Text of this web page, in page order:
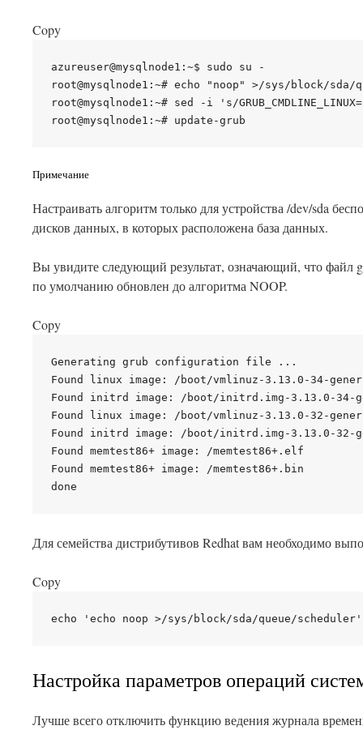
Copy
azureuser@mysqlnode1:~$ sudo su -
root@mysqlnode1:~# echo "noop" >/sys/block/sda/
root@mysqlnode1:~# sed -i 's/
Примечание
Настраивать алгоритм только для устройства /dev/sda
дисков данных, в которых расположена база данных.
Вы увидите следующий результат, означающий, что файл
по умолчанию обновлен до алгоритма NOOP.
Copy
Generating grub configuration file ...
Found linux image: /boot/vmlinuz-3.13.0-34-
Found initrd image: /boot/initrd.img-3.13.0-34-
Found linux image: /boot/vmlinuz-3.13.0-32-
Found initrd image: /boot/initrd.img-3.13.0-32-
Found memtest86+ image: /memtest86+.elf
Found memtest86+ image: /memtest86+.bin
Для семейства дистрибутивов Redhat вам необходимо
Copy
Настройка параметров операций
Лучше всего отключить функцию ведения журнала